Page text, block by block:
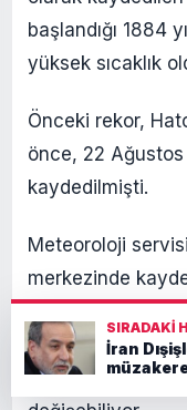
başlandığı 1884
yüksek sıcaklık
Önceki rekor,
önce, 22
kaydedilmişti.
Meteoroloji
merkezinde
temel
ancak yoğun
merkezi Hong
SIRADAKI
İran